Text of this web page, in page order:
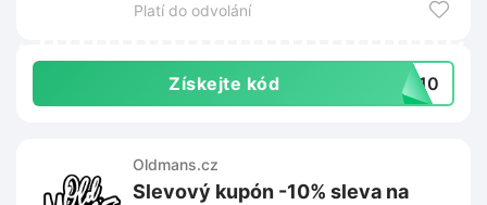
Platí do odvolání
Získejte kód ns10
Oldmans.cz
Slevový kupón -10% sleva na